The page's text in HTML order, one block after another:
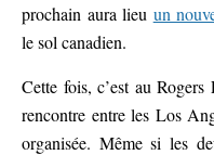
prochain aura lieu un
le sol canadien.
Cette fois, c’est au
rencontre entre les Los
organisée. Même si les